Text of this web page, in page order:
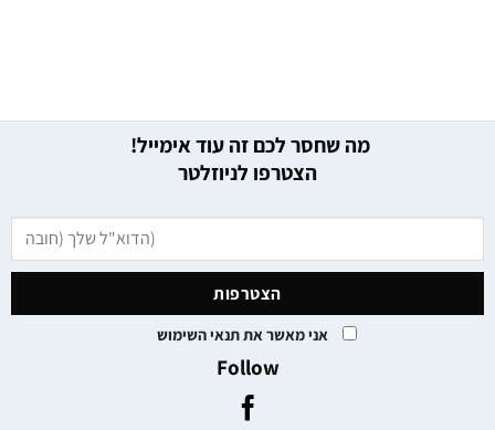
מה שחסר לכם זה עוד אימייל!
הצטרפו לניוזלטר
אני מאשר את תנאי השימוש
Follow